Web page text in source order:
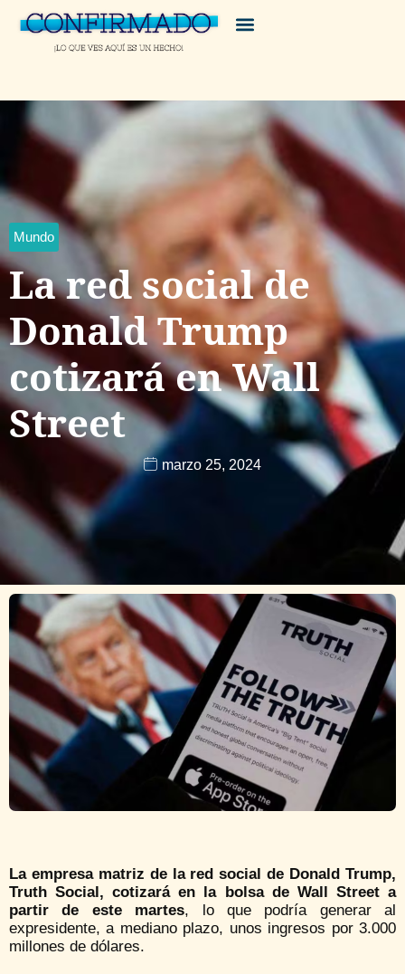
Mundo
La red social de
Donald Trump
cotizará en Wall
Street
marzo 25, 2024
La empresa matriz de la red social de Donald Trump,
Truth Social, cotizará en la bolsa de Wall Street a
partir de este martes, lo que podría generar al
expresidente, a mediano plazo, unos ingresos por 3.000
millones de dólares.